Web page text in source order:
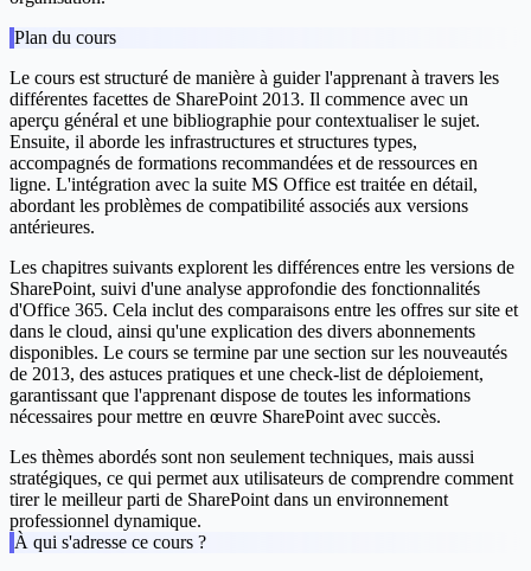
Plan du cours
Le cours est structuré de manière à guider l'apprenant à travers les
différentes facettes de SharePoint 2013. Il commence avec un
aperçu général et une bibliographie pour contextualiser le sujet.
Ensuite, il aborde les infrastructures et structures types,
accompagnés de formations recommandées et de ressources en
ligne. L'intégration avec la suite MS Office est traitée en détail,
abordant les problèmes de compatibilité associés aux versions
antérieures.
Les chapitres suivants explorent les différences entre les versions de
SharePoint, suivi d'une analyse approfondie des fonctionnalités
d'Office 365. Cela inclut des comparaisons entre les offres sur site et
dans le cloud, ainsi qu'une explication des divers abonnements
disponibles. Le cours se termine par une section sur les nouveautés
de 2013, des astuces pratiques et une check-list de déploiement,
garantissant que l'apprenant dispose de toutes les informations
nécessaires pour mettre en œuvre SharePoint avec succès.
Les thèmes abordés sont non seulement techniques, mais aussi
stratégiques, ce qui permet aux utilisateurs de comprendre comment
tirer le meilleur parti de SharePoint dans un environnement
professionnel dynamique.
À qui s'adresse ce cours ?